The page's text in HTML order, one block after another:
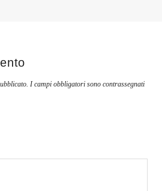
I campi obbligatori sono contrassegnati